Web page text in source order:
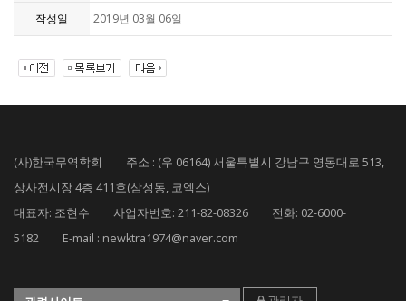
작성일 2019년 03월 06일
(사)한국무역학회 주소 : (우 06164) 서울특별시 강남구 영동대로 513,
상사전시장 4층 411호(삼성동, 코엑스)
대표자: 조현수 사업자번호: 211-82-08326 전화: 02-6000-
5182 E-mail : newktra1974@naver.com